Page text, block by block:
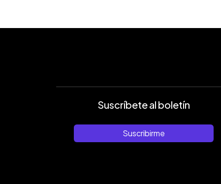
Suscríbete al boletín
Suscribirme